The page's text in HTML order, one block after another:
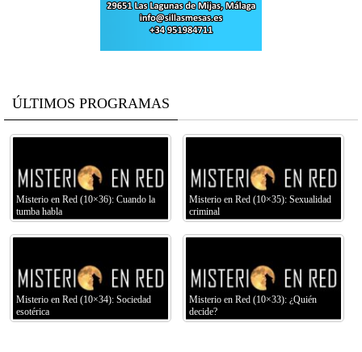
ÚLTIMOS PROGRAMAS
Misterio en Red (10×36): Cuando la
tumba habla
Misterio en Red (10×35): Sexualidad
criminal
Misterio en Red (10×34): Sociedad
esotérica
Misterio en Red (10×33): ¿Quién
decide?